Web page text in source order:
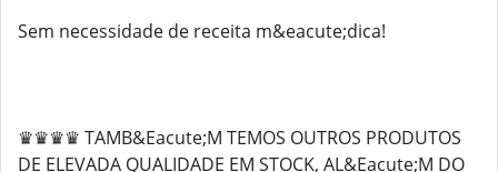
Sem necessidade de receita m&eacute;dica!
♛♛♛♛ TAMB&Eacute;M TEMOS OUTROS PRODUTOS
DE ELEVADA QUALIDADE EM STOCK, AL&Eacute;M DO